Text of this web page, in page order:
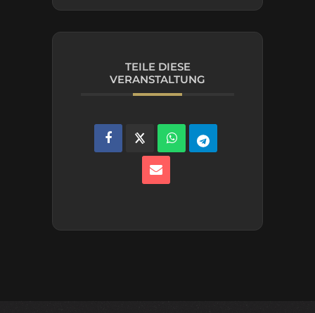
TEILE DIESE
VERANSTALTUNG